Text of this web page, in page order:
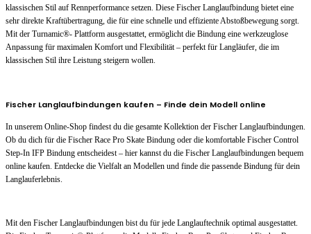
klassischen Stil auf Rennperformance setzen. Diese Fischer Langlaufbindung bietet eine
sehr direkte Kraftübertragung, die für eine schnelle und effiziente Abstoßbewegung sorgt.
Mit der Turnamic®- Plattform ausgestattet, ermöglicht die Bindung eine werkzeuglose
Anpassung für maximalen Komfort und Flexibilität – perfekt für Langläufer, die im
klassischen Stil ihre Leistung steigern wollen.
Fischer Langlaufbindungen kaufen – Finde dein Modell online
In unserem Online-Shop findest du die gesamte Kollektion der Fischer Langlaufbindungen.
Ob du dich für die Fischer Race Pro Skate Bindung oder die komfortable Fischer Control
Step-In IFP Bindung entscheidest – hier kannst du die Fischer Langlaufbindungen bequem
online kaufen. Entdecke die Vielfalt an Modellen und finde die passende Bindung für dein
Langlauferlebnis.
Mit den Fischer Langlaufbindungen bist du für jede Langlauftechnik optimal ausgestattet.